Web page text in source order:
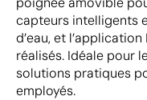
capteurs intelligents
d’eau, et
réalisés. Idéale pour
solutions pratiques
employés.